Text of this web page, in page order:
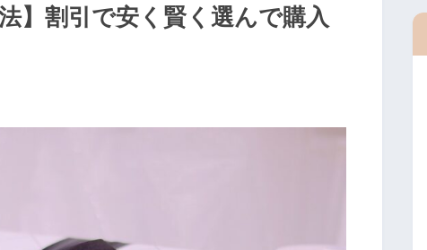
】割引で安く賢く選んで購入